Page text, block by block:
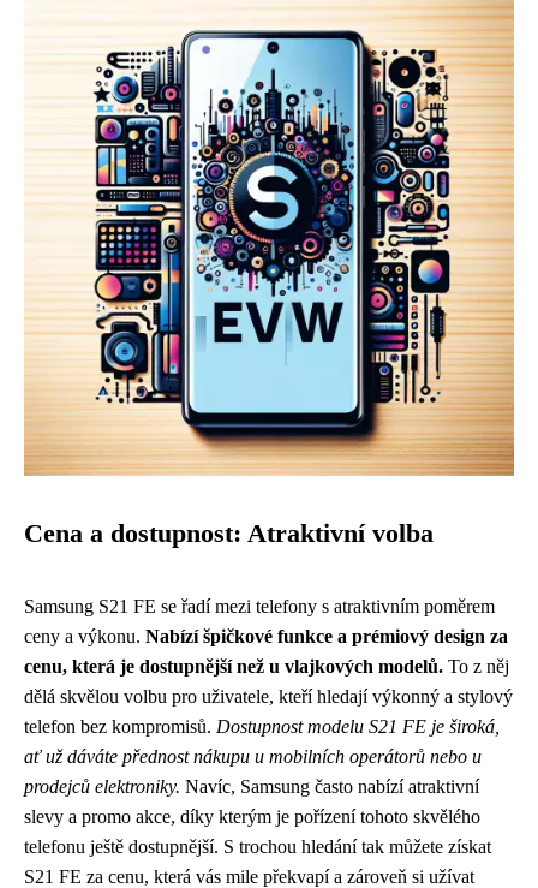
Cena a dostupnost: Atraktivní volba
Samsung S21 FE se řadí mezi telefony s atraktivním poměrem
ceny a výkonu. Nabízí špičkové funkce a prémiový design za
cenu, která je dostupnější než u vlajkových modelů. To z něj
dělá skvělou volbu pro uživatele, kteří hledají výkonný a stylový
telefon bez kompromisů. Dostupnost modelu S21 FE je široká,
ať už dáváte přednost nákupu u mobilních operátorů nebo u
prodejců elektroniky. Navíc, Samsung často nabízí atraktivní
slevy a promo akce, díky kterým je pořízení tohoto skvělého
telefonu ještě dostupnější. S trochou hledání tak můžete získat
S21 FE za cenu, která vás mile překvapí a zároveň si užívat